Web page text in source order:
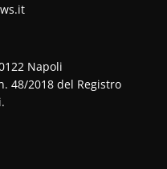
Napoli
48/2018 del Registro